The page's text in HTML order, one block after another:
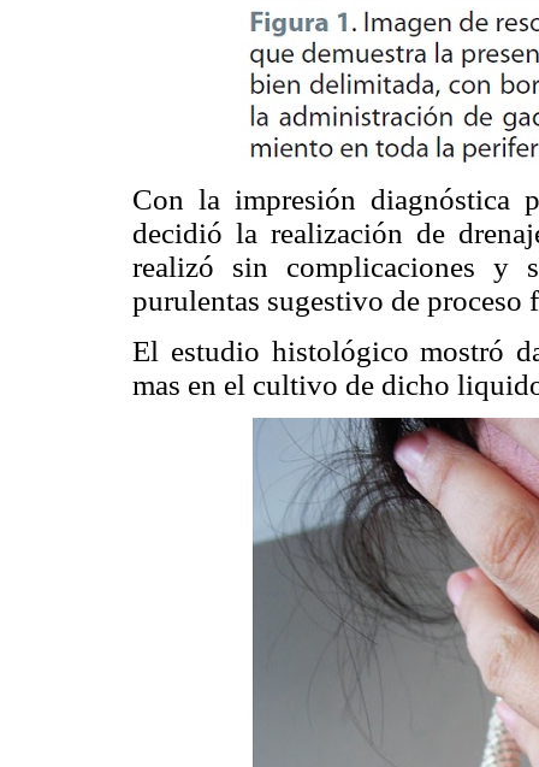
Con la impresión diagnóstica
decidió la realización de
realizó sin complicaciones y
purulentas sugestivo de proceso
El estudio histológico mostró
mas en el cultivo de dicho